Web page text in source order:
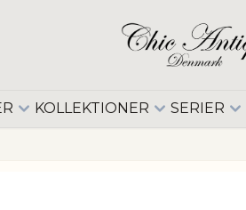
KOLLEKTIONER SERIER